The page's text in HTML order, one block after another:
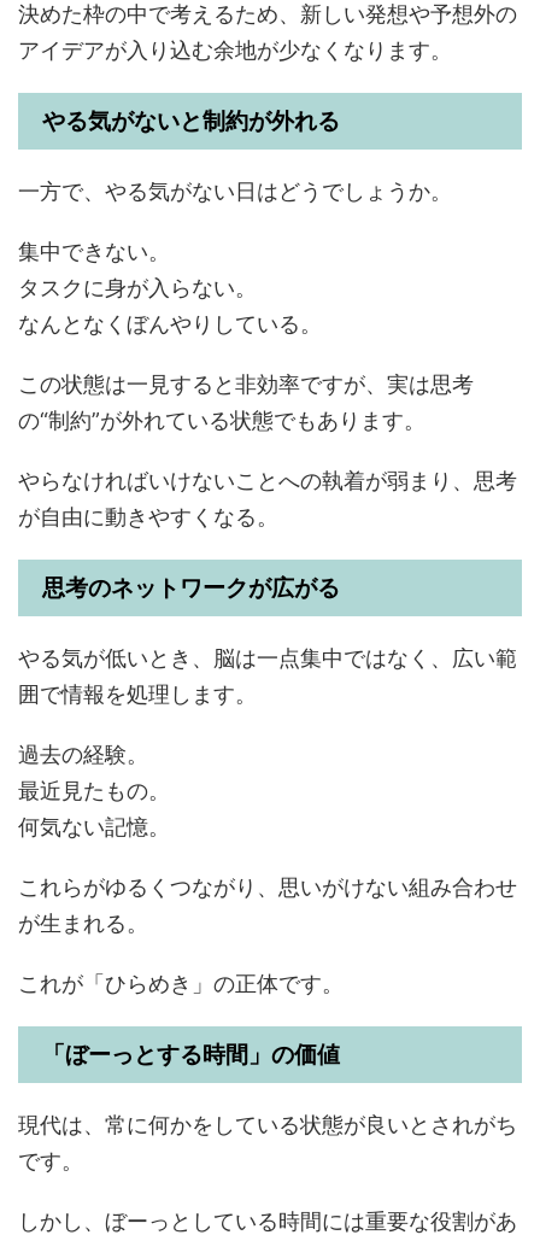
決めた枠の中で考えるため、新しい発想や予想外の
アイデアが入り込む余地が少なくなります。
やる気がないと制約が外れる
一方で、やる気がない日はどうでしょうか。
集中できない。
タスクに身が入らない。
なんとなくぼんやりしている。
この状態は一見すると非効率ですが、実は思考
の“制約”が外れている状態でもあります。
やらなければいけないことへの執着が弱まり、思考
が自由に動きやすくなる。
思考のネットワークが広がる
やる気が低いとき、脳は一点集中ではなく、広い範
囲で情報を処理します。
過去の経験。
最近見たもの。
何気ない記憶。
これらがゆるくつながり、思いがけない組み合わせ
が生まれる。
これが「ひらめき」の正体です。
「ぼーっとする時間」の価値
現代は、常に何かをしている状態が良いとされがち
です。
しかし、ぼーっとしている時間には重要な役割があ